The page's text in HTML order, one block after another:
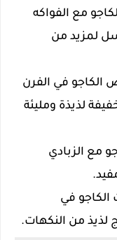
مع الفواكه
لمزيد من
الكاجو في الفرن
لذيذة ومليئة
مع الزبادي
في
لذيذ من النكهات.